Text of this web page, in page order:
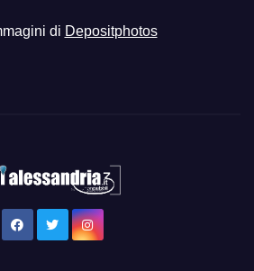
di Depositphotos